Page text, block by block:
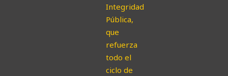
Integridad
Pública,
que
refuerza
todo el
ciclo de